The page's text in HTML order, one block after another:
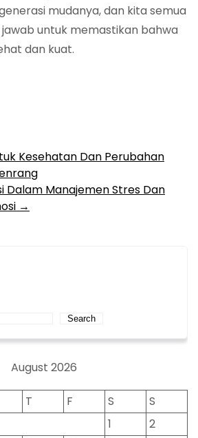
mudanya, dan kita semua
untuk memastikan bahwa
dan kuat.
Kesehatan Dan Perubahan
Dalam Manajemen Stres Dan
→
Search
August 2026
T F S
S
1
2